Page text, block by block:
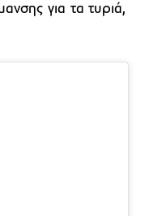
για τα τυριά,